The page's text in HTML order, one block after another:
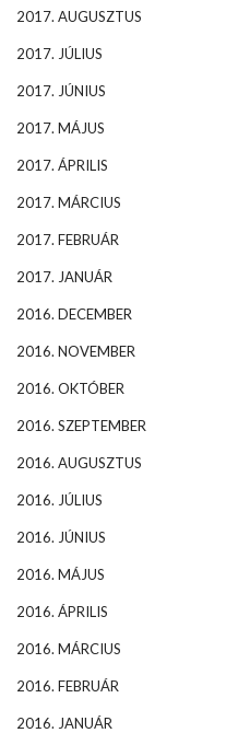
2017. AUGUSZTUS
2017. JÚLIUS
2017. JÚNIUS
2017. MÁJUS
2017. ÁPRILIS
2017. MÁRCIUS
2017. FEBRUÁR
2017. JANUÁR
2016. DECEMBER
2016. NOVEMBER
2016. OKTÓBER
2016. SZEPTEMBER
2016. AUGUSZTUS
2016. JÚLIUS
2016. JÚNIUS
2016. MÁJUS
2016. ÁPRILIS
2016. MÁRCIUS
2016. FEBRUÁR
2016. JANUÁR